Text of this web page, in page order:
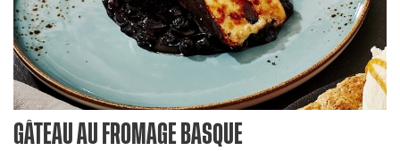
GÂTEAU AU FROMAGE BASQUE